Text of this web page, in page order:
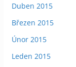
Duben 2015
Březen 2015
Únor 2015
Leden 2015